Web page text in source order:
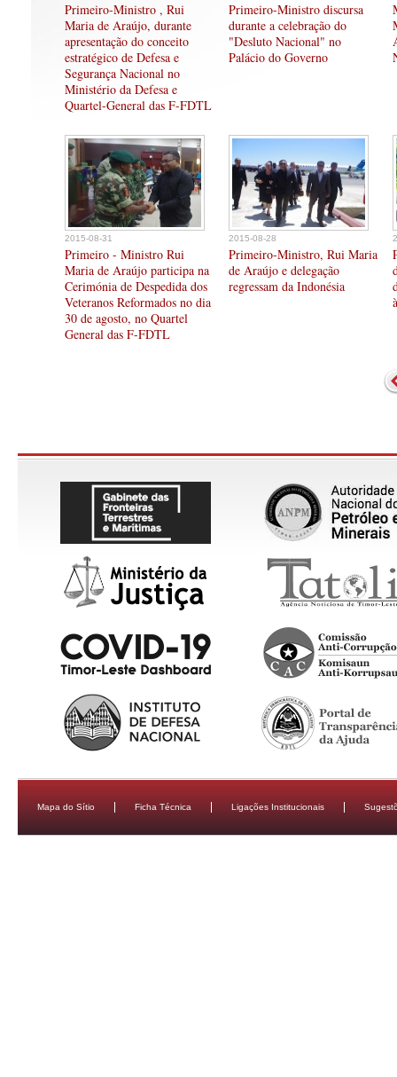
Primeiro-Ministro , Rui
Maria de Araújo, durante
apresentação do conceito
estratégico de Defesa e
Segurança Nacional no
Ministério da Defesa e
Quartel-General das F-FDTL
Primeiro-Ministro discursa
durante a celebração do
"Desluto Nacional" no
Palácio do Governo
2015-08-31
Primeiro - Ministro Rui
Maria de Araújo participa na
Cerimónia de Despedida dos
Veteranos Reformados no dia
30 de agosto, no Quartel
General das F-FDTL
2015-08-28
Primeiro-Ministro, Rui Maria
de Araújo e delegação
regressam da Indonésia
Mapa do Sítio Ficha Técnica Ligações Institucionais